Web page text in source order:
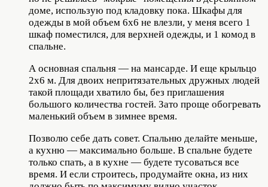
доме, использую под кладовку пока. Шкафы для
одежды в мой объем 6х6 не влезли, у меня всего 1
шкаф поместился, для верхней одежды, и 1 комод в
спальне.
А основная спальня — на мансарде. И еще крыльцо
2х6 м. Для двоих непритязательных дружных людей
такой площади хватило бы, без приглашения
большого количества гостей. Зато проще обогревать
маленький объем в зимнее время.
Позволю себе дать совет. Спальню делайте меньше,
а кухню — максимально больше. В спальне будете
только спать, а в кухне — будете тусоваться все
время. И если строитесь, продумайте окна, из них